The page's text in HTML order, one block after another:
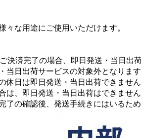
々な用途にご使用いただけます。
決済完了の場合、即日発送・当日出
当日出荷サービスの対象外となります
休日は即日発送・当日出荷できませ
は、即日発送・当日出荷はできません
了の確認後、発送手続きにはいるた